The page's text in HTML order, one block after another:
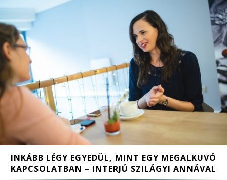
INKÁBB LÉGY EGYEDÜL, MINT EGY MEGALKUVÓ
KAPCSOLATBAN – INTERJÚ SZILÁGYI ANNÁVAL